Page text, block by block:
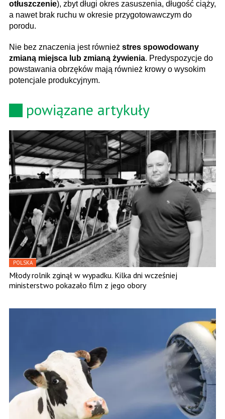
otłuszczenie), zbyt długi okres zasuszenia, długość ciąży,
a nawet brak ruchu w okresie przygotowawczym do
porodu.
Nie bez znaczenia jest również stres spowodowany
zmianą miejsca lub zmianą żywienia. Predyspozycje do
powstawania obrzęków mają również krowy o wysokim
potencjale produkcyjnym.
powiązane artykuły
POLSKA
Młody rolnik zginął w wypadku. Kilka dni wcześniej
ministerstwo pokazało film z jego obory